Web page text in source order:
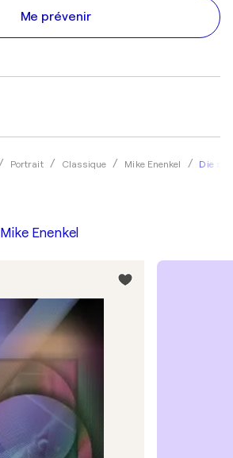
Portrait Classique Mike Enenkel Die
Me prévenir
Mike Enenkel